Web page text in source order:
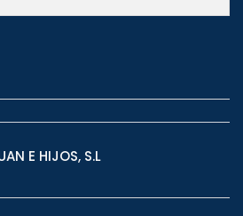
E HIJOS, S.L